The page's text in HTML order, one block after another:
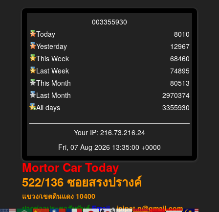
003355930
Today
Yesterday
This Week
Last Week
This Month
Last Month
All days
8010
12967
68460
74895
80513
2970374
3355930
Your IP: 216.73.216.24
Fri, 07 Aug 2026 13:35:00 +0000
Mortor Car Today
522/136 ซอยสรงปรางค์
แขวง​/เขต​ดินแดง​ 10400
ฝากข่าวประชาสัมพันธ์ Email:ipipat.n@gmail.com